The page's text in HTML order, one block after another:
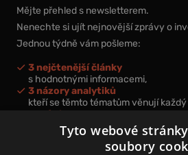
Mějte přehled s newsletterem.
Nenechte si ujít nejnovější zprávy o
Jednou týdně vám pošleme:
3 nejčtenější články
s hodnotnými informacemi,
3 názory analytiků
kteří se těmto tématům věnují každý
nová videa a podcasty
k prohloubení vašich znalostí.
Tyto webové
soubory